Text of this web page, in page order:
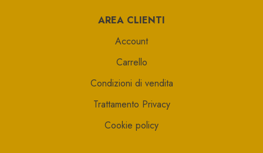
AREA CLIENTI
Account
Carrello
Condizioni di vendita
Trattamento Privacy
Cookie policy